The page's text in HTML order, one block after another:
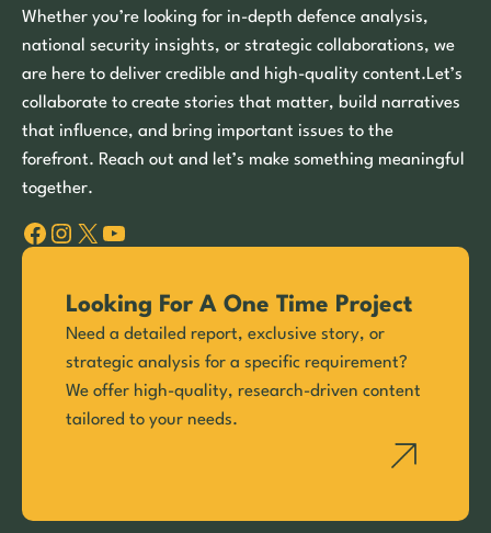
Whether you’re looking for in-depth defence analysis,
national security insights, or strategic collaborations, we
are here to deliver credible and high-quality content.Let’s
collaborate to create stories that matter, build narratives
that influence, and bring important issues to the
forefront. Reach out and let’s make something meaningful
together.
Facebook Instagram X YouTube
Looking For A One Time Project
Need a detailed report, exclusive story, or
strategic analysis for a specific requirement?
We offer high-quality, research-driven content
tailored to your needs.